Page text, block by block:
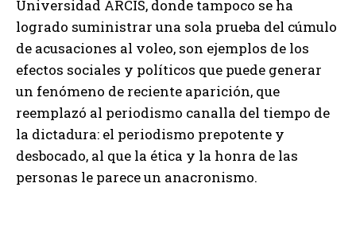
Universidad ARCIS, donde tampoco se ha
logrado suministrar una sola prueba del cúmulo
de acusaciones al voleo, son ejemplos de los
efectos sociales y políticos que puede generar
un fenómeno de reciente aparición, que
reemplazó al periodismo canalla del tiempo de
la dictadura: el periodismo prepotente y
desbocado, al que la ética y la honra de las
personas le parece un anacronismo.